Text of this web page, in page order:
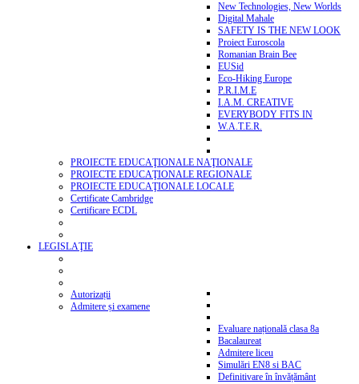
New Technologies, New Worlds
Digital Mahale
SAFETY IS THE NEW LOOK
Proiect Euroscola
Romanian Brain Bee
EUSid
Eco-Hiking Europe
P.R.I.M.E
I.A.M. CREATIVE
EVERYBODY FITS IN
W.A.T.E.R.
PROIECTE EDUCAŢIONALE NAŢIONALE
PROIECTE EDUCAŢIONALE REGIONALE
PROIECTE EDUCAŢIONALE LOCALE
Certificate Cambridge
Certificare ECDL
LEGISLAŢIE
Autorizații
Admitere și examene
Evaluare națională clasa 8a
Bacalaureat
Admitere liceu
Simulări EN8 si BAC
Definitivare în învățământ